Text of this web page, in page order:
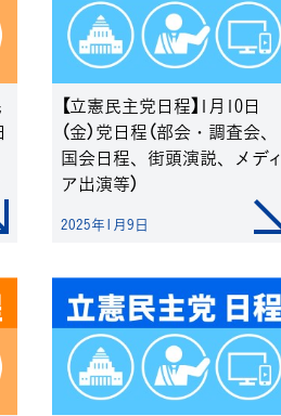
【立憲民主党日程】1月10日
（金）党日程（部会・調査会、
国会日程、街頭演説、メディ
ア出演等）
2025年1月9日